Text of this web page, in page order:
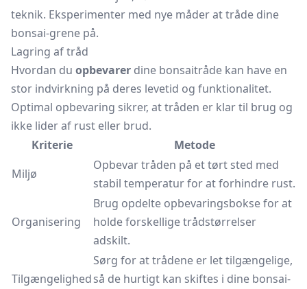
teknik. Eksperimenter med nye måder at tråde dine
bonsai-grene på.
Lagring af tråd
Hvordan du opbevarer dine bonsaitråde kan have en
stor indvirkning på deres levetid og funktionalitet.
Optimal opbevaring sikrer, at tråden er klar til brug og
ikke lider af rust eller brud.
Kriterie
Metode
Miljø
Opbevar tråden på et tørt sted med
stabil temperatur for at forhindre rust.
Organisering
Brug opdelte opbevaringsbokse for at
holde forskellige trådstørrelser
adskilt.
Tilgængelighed
Sørg for at trådene er let tilgængelige,
så de hurtigt kan skiftes i dine bonsai-